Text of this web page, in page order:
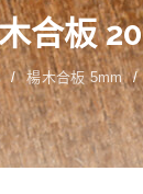
合板
/ 楊木合板 5mm /